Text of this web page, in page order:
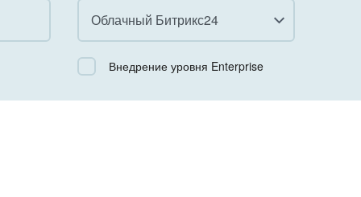
Облачный Битрикс24
ВсеВнедрение уровня Enterprise